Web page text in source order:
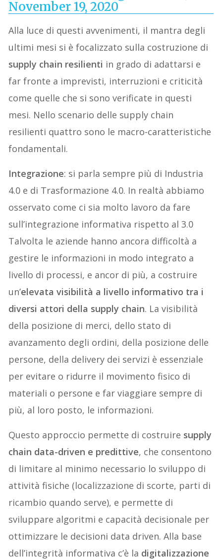
November 19, 2020
Alla luce di questi avvenimenti, il mantra degli
ultimi mesi si è focalizzato sulla costruzione di
supply chain resilienti in grado di adattarsi e
far fronte a imprevisti, interruzioni e criticità
come quelle che si sono verificate in questi
mesi. Nello scenario delle supply chain
resilienti quattro sono le macro-caratteristiche
fondamentali.
Integrazione: si parla sempre più di Industria
4.0 e di Trasformazione 4.0. In realtà abbiamo
osservato come ci sia molto lavoro da fare
sull’integrazione informativa rispetto al 3.0
Talvolta le aziende hanno ancora difficoltà a
gestire le informazioni in modo integrato a
livello di processi, e ancor di più, a costruire
un’elevata visibilità a livello informativo tra i
diversi attori della supply chain. La visibilità
della posizione di merci, dello stato di
avanzamento degli ordini, della posizione delle
persone, della delivery dei servizi è essenziale
per evitare o ridurre il movimento fisico di
materiali o persone e far viaggiare sempre di
più, al loro posto, le informazioni.
Questo approccio permette di costruire supply
chain data-driven e predittive, che consentono
di limitare al minimo necessario lo sviluppo di
attività fisiche (localizzazione di scorte, parti di
ricambio quando serve), e permette di
sviluppare algoritmi e capacità decisionale per
ottimizzare le decisioni data driven. Alla base
dell’integrità informativa c’è la digitalizzazione